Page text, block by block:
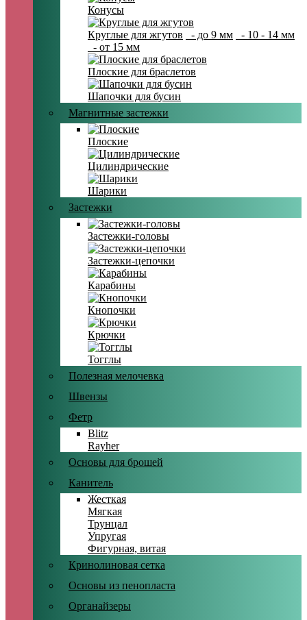
Конусы
Круглые для жгутов - до 9 мм
- 10 - 14 мм
- от 15 мм
Плоские для браслетов
Шапочки для бусин
Магнитные застежки
Плоские
Цилиндрические
Шарики
Застежки
Застежки-головы
Застежки-цепочки
Карабины
Кнопочки
Крючки
Тогглы
Полезная мелочевка
Швензы
Фетр
Blitz
Rayher
Основы для брошей
Канитель
Жесткая
Мягкая
Трунцал
Упругая
Фигурная, витая
Кринолиновая сетка
Основы из пенопласта
Органайзеры